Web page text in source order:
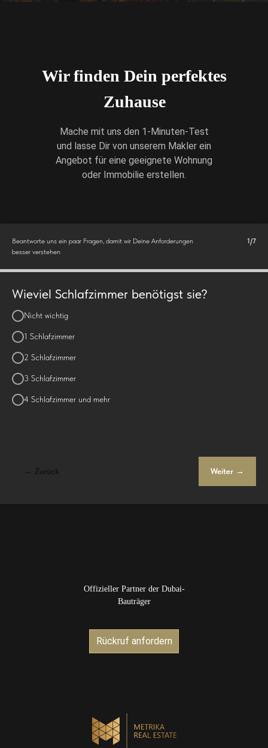
Wir finden Dein perfektes
Zuhause
Mache mit uns den 1-Minuten-Test
und lasse Dir von unserem Makler ein
Angebot für eine geeignete Wohnung
oder Immobilie erstellen.
Beantworte uns ein paar Fragen, damit wir Deine Anforderungen
besser verstehen
1/7
Wieviel Schlafzimmer benötigst sie?
Nicht wichtig
1 Schlafzimmer
2 Schlafzimmer
3 Schlafzimmer
4 Schlafzimmer und mehr
← Zurück Weiter →
Rückruf anfordern
Offizieller Partner der Dubai-
Bauträger